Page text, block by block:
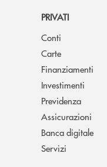
PRIVATI
Conti
Carte
Finanziamenti
Investimenti
Previdenza
Assicurazioni
Banca digitale
Servizi